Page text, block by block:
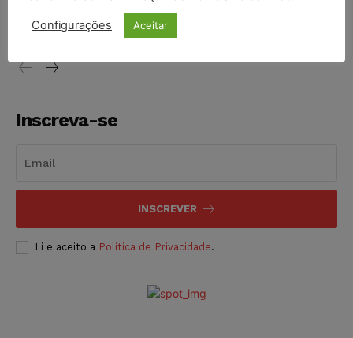
vendia canetas emagrecedoras no local de trabalho
NOTÍCIAS 07/08/2026
Inscreva-se
INSCREVER
Li e aceito a Política de Privacidade.
Configurações Aceitar